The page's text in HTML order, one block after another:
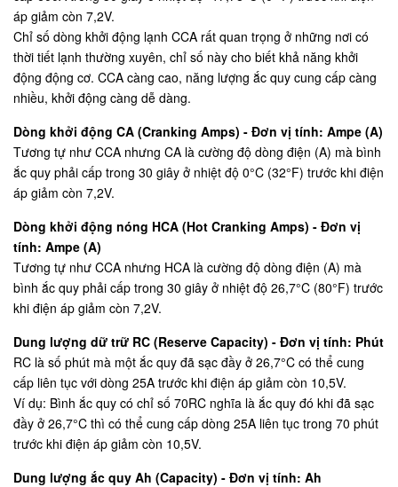
áp giảm còn 7,2V.
Chỉ số dòng khởi động lạnh CCA rất quan trọng ở những nơi có
thời tiết lạnh thường xuyên, chỉ số này cho biết khả năng khởi
động động cơ. CCA càng cao, năng lượng ắc quy cung cấp càng
nhiều, khởi động càng dễ dàng.
Dòng khởi động CA (Cranking Amps) - Đơn vị tính: Ampe (A)
Tương tự như CCA nhưng CA là cường độ dòng điện (A) mà bình
ắc quy phải cấp trong 30 giây ở nhiệt độ 0°C (32°F) trước khi điện
áp giảm còn 7,2V.
Dòng khởi động nóng HCA (Hot Cranking Amps) - Đơn vị
tính: Ampe (A)
Tương tự như CCA nhưng HCA là cường độ dòng điện (A) mà
bình ắc quy phải cấp trong 30 giây ở nhiệt độ 26,7°C (80°F) trước
khi điện áp giảm còn 7,2V.
Dung lượng dữ trữ RC (Reserve Capacity) - Đơn vị tính: Phút
RC là số phút mà một ắc quy đã sạc đầy ở 26,7°C có thể cung
cấp liên tục với dòng 25A trước khi điện áp giảm còn 10,5V.
Ví dụ: Bình ắc quy có chỉ số 70RC nghĩa là ắc quy đó khi đã sạc
đầy ở 26,7°C thì có thể cung cấp dòng 25A liên tục trong 70 phút
trước khi điện áp giảm còn 10,5V.
Dung lượng ắc quy Ah (Capacity) - Đơn vị tính: Ah